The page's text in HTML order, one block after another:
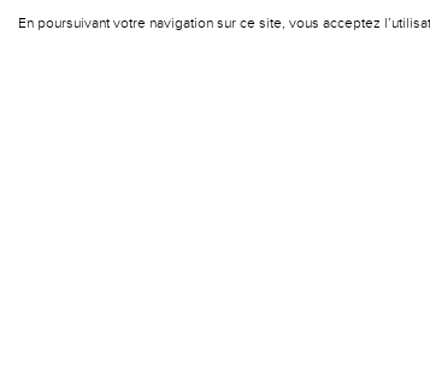
En poursuivant votre navigation sur ce site, vous acceptez